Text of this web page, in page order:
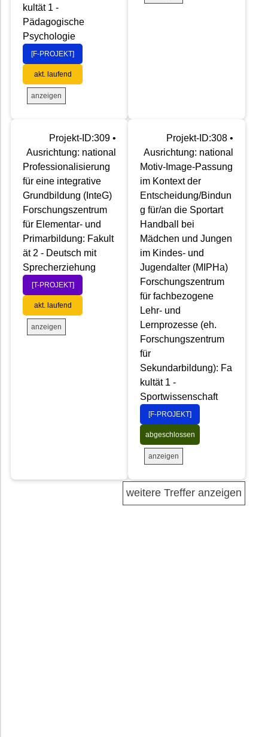
kultät 1 -
Pädagogische
Psychologie
[F-PROJEKT]
akt. laufend
anzeigen
Projekt-ID:309 •
Ausrichtung: national
Professionalisierung
für eine integrative
Grundbildung (InteG)
Forschungszentrum
für Elementar- und
Primarbildung: Fakult
ät 2 - Deutsch mit
Sprecherziehung
[T-PROJEKT]
akt. laufend
anzeigen
Projekt-ID:308 •
Ausrichtung: national
Motiv-Image-Passung
im Kontext der
Entscheidung/Bindun
g für/an die Sportart
Handball bei
Mädchen und Jungen
im Kindes- und
Jugendalter (MIPHa)
Forschungszentrum
für fachbezogene
Lehr- und
Lernprozesse (eh.
Forschungszentrum
für
Sekundarbildung): Fa
kultät 1 -
Sportwissenschaft
[F-PROJEKT]
abgeschlossen
anzeigen